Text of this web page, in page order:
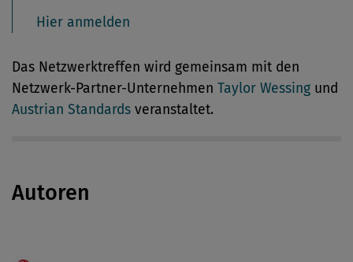
Hier anmelden
Das Netzwerktreffen wird gemeinsam mit den
Netzwerk-Partner-Unternehmen Taylor Wessing und
Austrian Standards veranstaltet.
Autoren